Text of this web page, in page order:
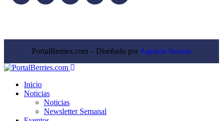
PortalBerries.com – Diseñado por Agencia Secreta
Inicio
Noticias
Noticias
Newsletter Semanal